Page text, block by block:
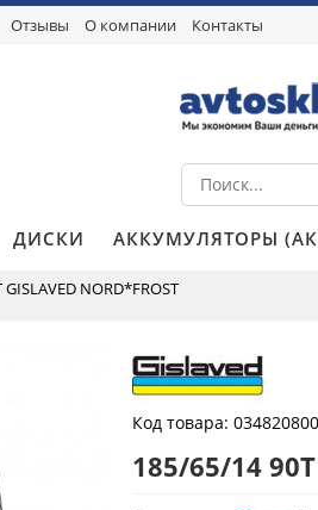
Отзывы О компании Контакты
ДИСКИ АККУМУЛЯТОРЫ
NORD*FROST
Код товара:
185/65/14 90T